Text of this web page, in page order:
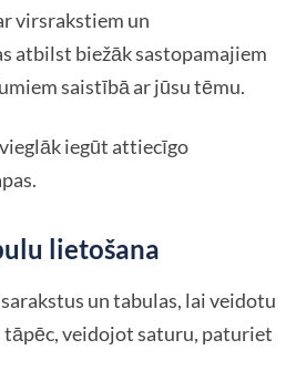
virsrakstiem un
atbilst biežāk sastopamajiem
saistībā ar jūsu tēmu.
iegūt attiecīgo
lietošana
un tabulas, lai veidotu
veidojot saturu, paturiet